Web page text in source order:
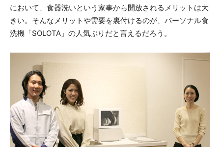
において、食器洗いという家事から開放されるメリットは大
きい。そんなメリットや需要を裏付けるのが、パーソナル食
洗機「SOLOTA」の人気ぶりだと言えるだろう。